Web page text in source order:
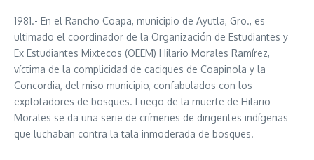
1981.- En el Rancho Coapa, municipio de Ayutla, Gro., es
ultimado el coordinador de la Organización de Estudiantes y
Ex Estudiantes Mixtecos (OEEM) Hilario Morales Ramírez,
víctima de la complicidad de caciques de Coapinola y la
Concordia, del miso municipio, confabulados con los
explotadores de bosques. Luego de la muerte de Hilario
Morales se da una serie de crímenes de dirigentes indígenas
que luchaban contra la tala inmoderada de bosques.